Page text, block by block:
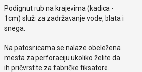
Podignut rub na krajevima (kadica -
1cm) služi za zadržavanje vode, blata i
snega.
Na patosnicama se nalaze obeležena
mesta za perforaciju ukoliko želite da
ih pričvrstite za fabričke fiksatore.